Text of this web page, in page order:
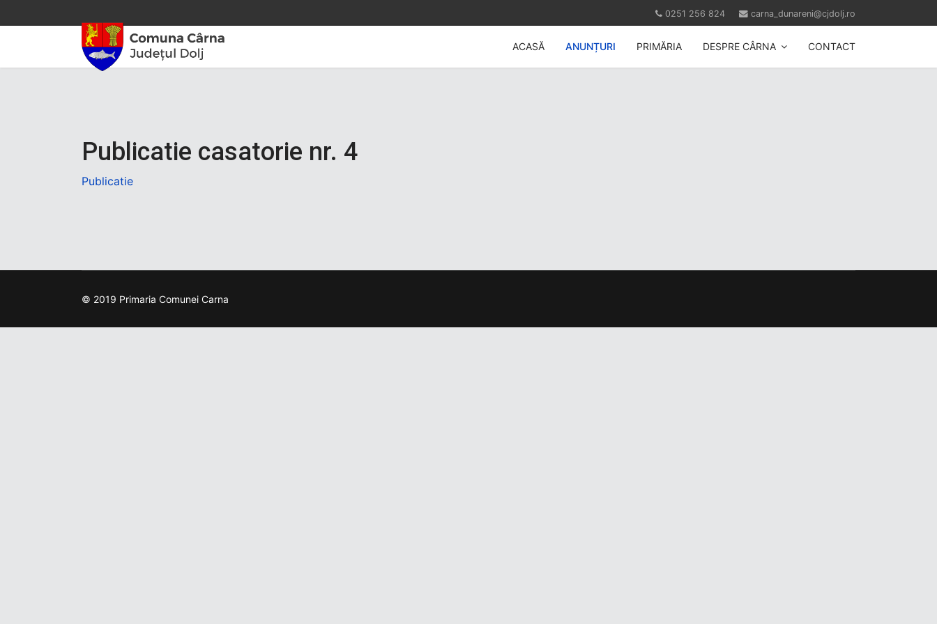
0251 256 824 carna_dunareni@cjdolj.ro
ACASĂ ANUNȚURI PRIMĂRIA DESPRE CÂRNA CONTACT
Publicatie casatorie nr. 4
Publicatie
© 2019 Primaria Comunei Carna